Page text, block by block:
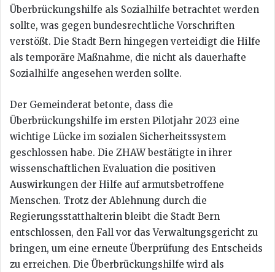
Überbrückungshilfe als Sozialhilfe betrachtet werden
sollte, was gegen bundesrechtliche Vorschriften
verstößt. Die Stadt Bern hingegen verteidigt die Hilfe
als temporäre Maßnahme, die nicht als dauerhafte
Sozialhilfe angesehen werden sollte.
Der Gemeinderat betonte, dass die
Überbrückungshilfe im ersten Pilotjahr 2023 eine
wichtige Lücke im sozialen Sicherheitssystem
geschlossen habe. Die ZHAW bestätigte in ihrer
wissenschaftlichen Evaluation die positiven
Auswirkungen der Hilfe auf armutsbetroffene
Menschen. Trotz der Ablehnung durch die
Regierungsstatthalterin bleibt die Stadt Bern
entschlossen, den Fall vor das Verwaltungsgericht zu
bringen, um eine erneute Überprüfung des Entscheids
zu erreichen. Die Überbrückungshilfe wird als